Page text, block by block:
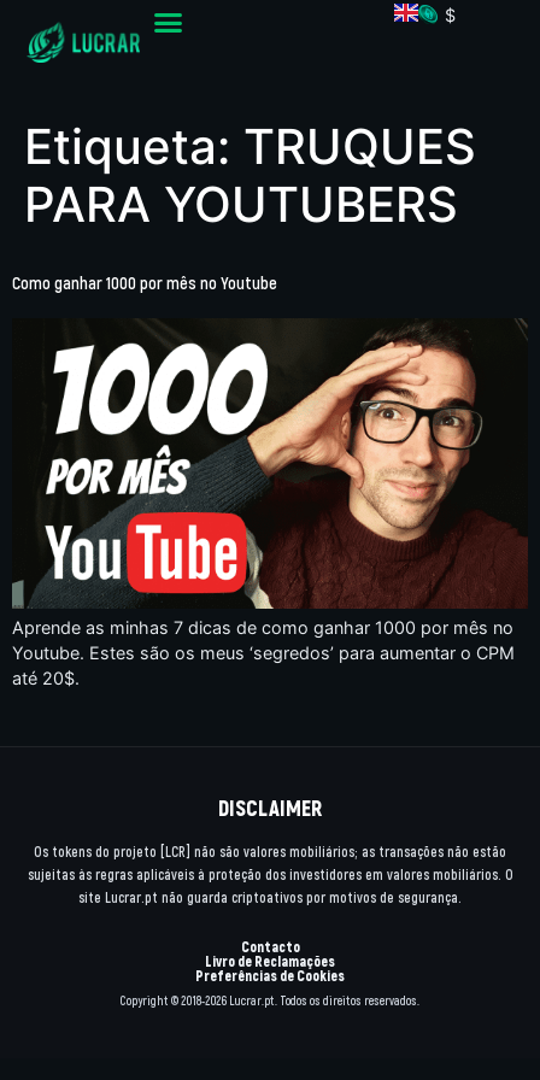
$
Etiqueta: TRUQUES
PARA YOUTUBERS
Como ganhar 1000 por mês no Youtube
Aprende as minhas 7 dicas de como ganhar 1000 por mês no
Youtube. Estes são os meus ‘segredos’ para aumentar o CPM
até 20$.
DISCLAIMER
Os tokens do projeto [LCR] não são valores mobiliários; as transações não estão
sujeitas às regras aplicáveis à proteção dos investidores em valores mobiliários. O
site Lucrar.pt não guarda criptoativos por motivos de segurança.
Contacto
Livro de Reclamações
Preferências de Cookies
Copyright © 2018-2026 Lucrar.pt. Todos os direitos reservados.